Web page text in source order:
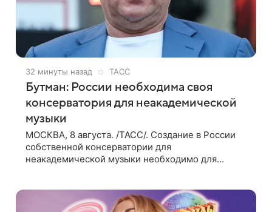
32 минуты назад ТАСС
Бутман: России необходима своя
консерватория для неакадемической
музыки
МОСКВА, 8 августа. /ТАСС/. Создание в России
собственной консерватории для
неакадемической музыки необходимо для